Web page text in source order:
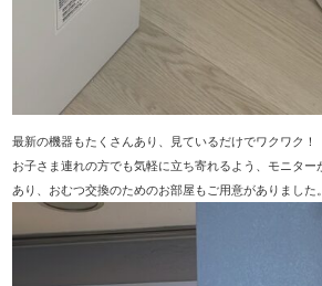
最新の機器もたくさんあり、見ているだけでワクワク！
お子さま連れの方でも気軽に立ち寄れるよう、モニタ
あり、おむつ交換のためのお部屋もご用意がありました。